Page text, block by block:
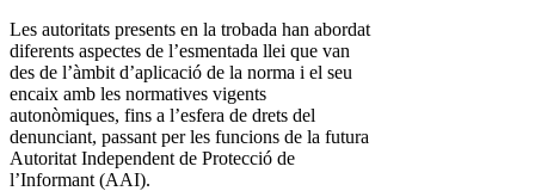
Les autoritats presents en la trobada han abordat
diferents aspectes de l’esmentada llei que van
des de l’àmbit d’aplicació de la norma i el seu
encaix amb les normatives vigents
autonòmiques, fins a l’esfera de drets del
denunciant, passant per les funcions de la futura
Autoritat Independent de Protecció de
l’Informant (AAI).